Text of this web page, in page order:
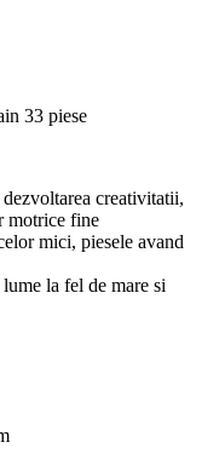
33 piese
creativitatii,
motrice fine
mici, piesele avand
la fel de mare si